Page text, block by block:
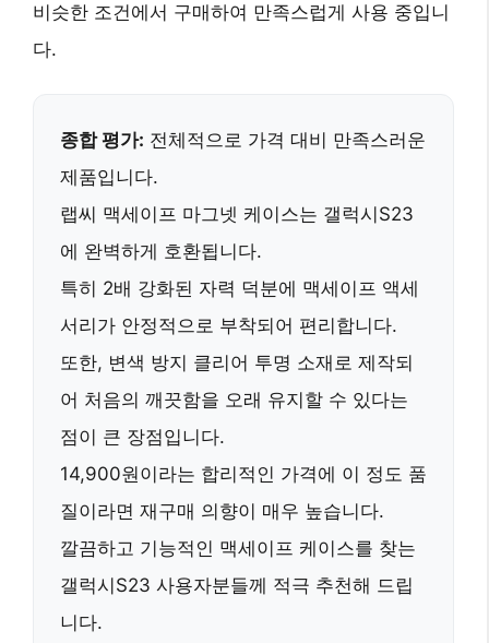
비슷한 조건에서 구매하여 만족스럽게 사용 중입니
다.
종합 평가: 전체적으로 가격 대비 만족스러운
제품입니다.
랩씨 맥세이프 마그넷 케이스는 갤럭시S23
에 완벽하게 호환됩니다.
특히 2배 강화된 자력 덕분에 맥세이프 액세
서리가 안정적으로 부착되어 편리합니다.
또한, 변색 방지 클리어 투명 소재로 제작되
어 처음의 깨끗함을 오래 유지할 수 있다는
점이 큰 장점입니다.
14,900원이라는 합리적인 가격에 이 정도 품
질이라면 재구매 의향이 매우 높습니다.
깔끔하고 기능적인 맥세이프 케이스를 찾는
갤럭시S23 사용자분들께 적극 추천해 드립
니다.